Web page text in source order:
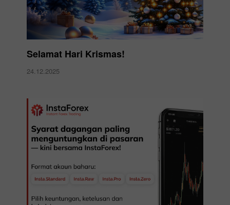
Selamat Hari Krismas!
24.12.2025